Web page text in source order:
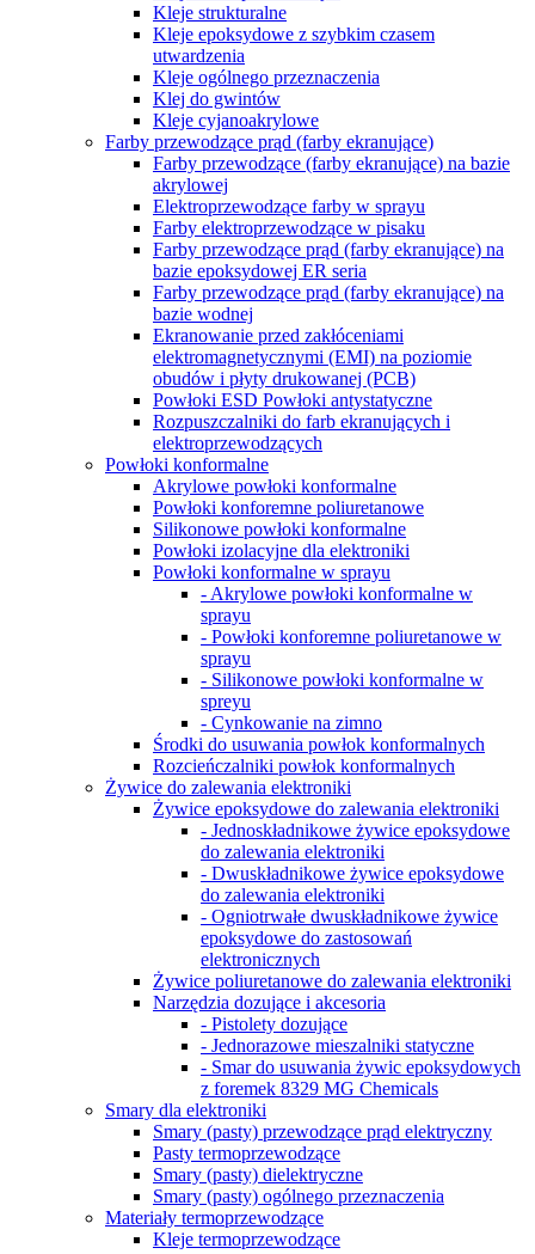
Kleje strukturalne
Kleje epoksydowe z szybkim czasem
utwardzenia
Kleje ogólnego przeznaczenia
Klej do gwintów
Kleje cyjanoakrylowe
Farby przewodzące prąd (farby ekranujące)
Farby przewodzące (farby ekranujące) na bazie
akrylowej
Elektroprzewodzące farby w sprayu
Farby elektroprzewodzące w pisaku
Farby przewodzące prąd (farby ekranujące) na
bazie epoksydowej ER seria
Farby przewodzące prąd (farby ekranujące) na
bazie wodnej
Ekranowanie przed zakłóceniami
elektromagnetycznymi (EMI) na poziomie
obudów i płyty drukowanej (PCB)
Powłoki ESD Powłoki antystatyczne
Rozpuszczalniki do farb ekranujących i
elektroprzewodzących
Powłoki konformalne
Akrylowe powłoki konformalne
Powłoki konforemne poliuretanowe
Silikonowe powłoki konformalne
Powłoki izolacyjne dla elektroniki
Powłoki konformalne w sprayu
- Akrylowe powłoki konformalne w
sprayu
- Powłoki konforemne poliuretanowe w
sprayu
- Silikonowe powłoki konformalne w
spreyu
- Cynkowanie na zimno
Środki do usuwania powłok konformalnych
Rozcieńczalniki powłok konformalnych
Żywice do zalewania elektroniki
Żywice epoksydowe do zalewania elektroniki
- Jednoskładnikowe żywice epoksydowe
do zalewania elektroniki
- Dwuskładnikowe żywice epoksydowe
do zalewania elektroniki
- Ogniotrwałe dwuskładnikowe żywice
epoksydowe do zastosowań
elektronicznych
Żywice poliuretanowe do zalewania elektroniki
Narzędzia dozujące i akcesoria
- Pistolety dozujące
- Jednorazowe mieszalniki statyczne
- Smar do usuwania żywic epoksydowych
z foremek 8329 MG Chemicals
Smary dla elektroniki
Smary (pasty) przewodzące prąd elektryczny
Pasty termoprzewodzące
Smary (pasty) dielektryczne
Smary (pasty) ogólnego przeznaczenia
Materiały termoprzewodzące
Kleje termoprzewodzące